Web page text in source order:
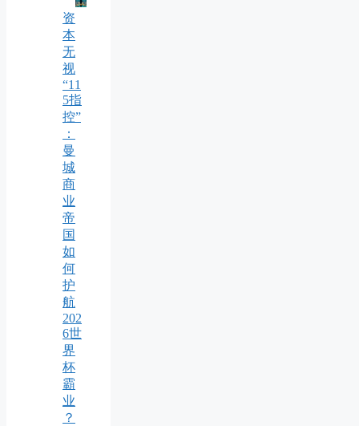
资
本
无
视
“11
5指
控”
：
曼
城
商
业
帝
国
如
何
护
航
202
6世
界
杯
霸
业
？